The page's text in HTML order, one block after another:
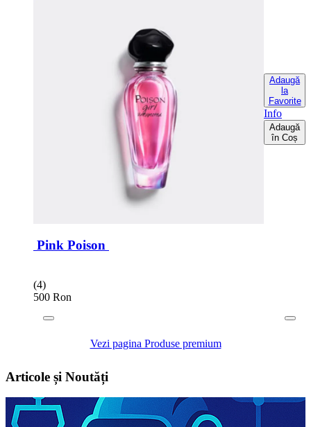
Adaugă
la
Favorite
Info
Adaugă
în Coș
Pink Poison
(4)
500 Ron
Vezi pagina Produse premium
Articole și Noutăți